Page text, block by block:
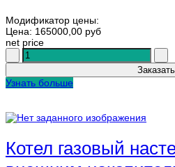
Модификатор цены:
Цена: 165000,00 руб
net price
Узнать больше
Котел газовый